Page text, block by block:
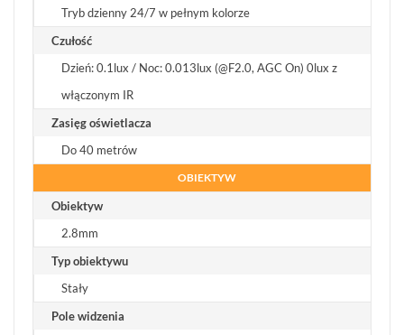
Tryb dzienny 24/7 w pełnym kolorze
Czułość
Dzień: 0.1lux / Noc: 0.013lux (@F2.0, AGC On) 0lux z
włączonym IR
Zasięg oświetlacza
Do 40 metrów
OBIEKTYW
Obiektyw
2.8mm
Typ obiektywu
Stały
Pole widzenia